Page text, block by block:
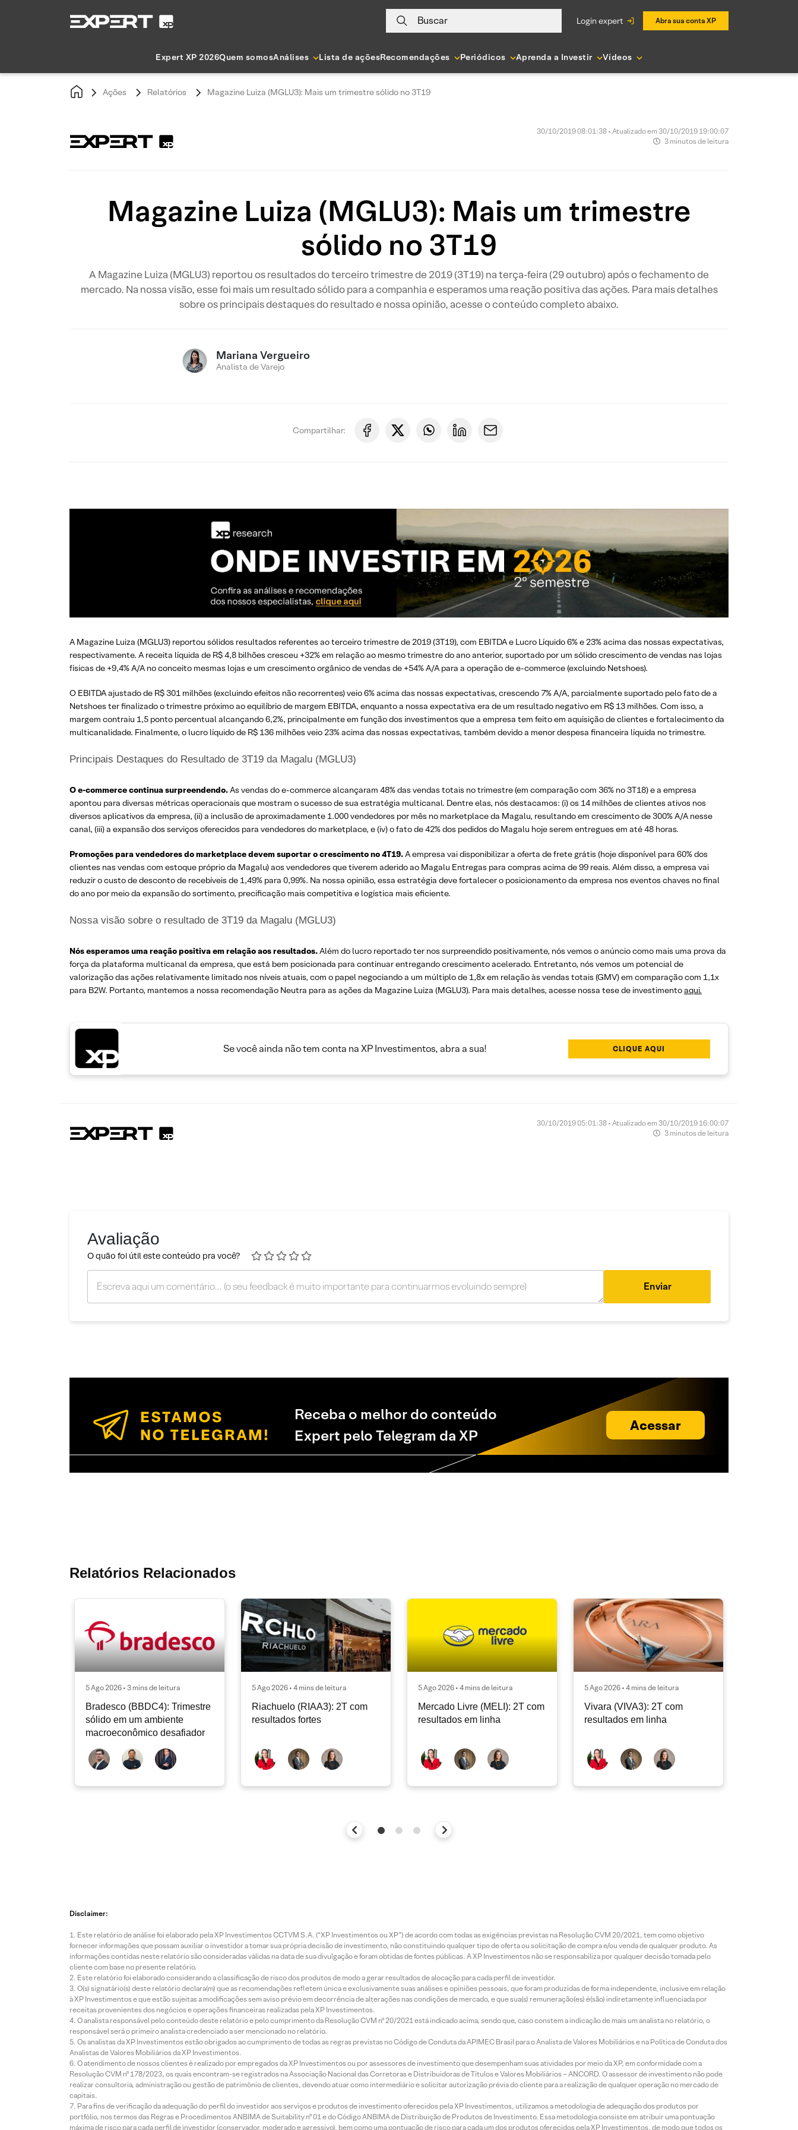
Buscar login expert Abra sua conta XP
Expert XP 2026Quem somosAnálises Lista de açõesRecomendações Periódicos Aprenda a Investir Vídeos
Ações Relatórios Magazine Luiza (MGLU3): Mais um trimestre sólido no 3T19
30/10/2019 08:01:38 • Atualizado em 30/10/2019 19:00:07
3 minutos de leitura
Magazine Luiza (MGLU3): Mais um trimestre
sólido no 3T19
A Magazine Luiza (MGLU3) reportou os resultados do terceiro trimestre de 2019 (3T19) na terça-feira (29 outubro) após o fechamento de
mercado. Na nossa visão, esse foi mais um resultado sólido para a companhia e esperamos uma reação positiva das ações. Para mais detalhes
sobre os principais destaques do resultado e nossa opinião, acesse o conteúdo completo abaixo.
Mariana Vergueiro
Analista de Varejo
Compartilhar:
A Magazine Luiza (MGLU3) reportou sólidos resultados referentes ao terceiro trimestre de 2019 (3T19), com EBITDA e Lucro Líquido 6% e 23% acima das nossas expectativas,
respectivamente. A receita líquida de R$ 4,8 bilhões cresceu +32% em relação ao mesmo trimestre do ano anterior, suportado por um sólido crescimento de vendas nas lojas
físicas de +9,4% A/A no conceito mesmas lojas e um crescimento orgânico de vendas de +54% A/A para a operação de e-commerce (excluindo Netshoes).
O EBITDA ajustado de R$ 301 milhões (excluindo efeitos não recorrentes) veio 6% acima das nossas expectativas, crescendo 7% A/A, parcialmente suportado pelo fato de a
Netshoes ter finalizado o trimestre próximo ao equilíbrio de margem EBITDA, enquanto a nossa expectativa era de um resultado negativo em R$ 13 milhões. Com isso, a
margem contraiu 1,5 ponto percentual alcançando 6,2%, principalmente em função dos investimentos que a empresa tem feito em aquisição de clientes e fortalecimento da
multicanalidade. Finalmente, o lucro líquido de R$ 136 milhões veio 23% acima das nossas expectativas, também devido a menor despesa financeira líquida no trimestre.
Principais Destaques do Resultado de 3T19 da Magalu (MGLU3)
O e-commerce continua surpreendendo.As vendas do e-commerce alcançaram 48% das vendas totais no trimestre (em comparação com 36% no 3T18) e a empresa
apontou para diversas métricas operacionais que mostram o sucesso de sua estratégia multicanal. Dentre elas, nós destacamos: (i) os 14 milhões de clientes ativos nos
diversos aplicativos da empresa, (ii) a inclusão de aproximadamente 1.000 vendedores por mês no marketplace da Magalu, resultando em crescimento de 300% A/A nesse
canal, (iii) a expansão dos serviços oferecidos para vendedores do marketplace, e (iv) o fato de 42% dos pedidos do Magalu hoje serem entregues em até 48 horas.
Promoções para vendedores do marketplace devem suportar o crescimento no 4T19.A empresa vai disponibilizar a oferta de frete grátis (hoje disponível para 60% dos
clientes nas vendas com estoque próprio da Magalu) aos vendedores que tiverem aderido ao Magalu Entregas para compras acima de 99 reais. Além disso, a empresa vai
reduzir o custo de desconto de recebíveis de 1,49% para 0,99%. Na nossa opinião, essa estratégia deve fortalecer o posicionamento da empresa nos eventos chaves no final
do ano por meio da expansão do sortimento, precificação mais competitiva e logística mais eficiente.
Nossa visão sobre o resultado de 3T19 da Magalu (MGLU3)
Nós esperamos uma reação positiva em relação aos resultados.Além do lucro reportado ter nos surpreendido positivamente, nós vemos o anúncio como mais uma prova da
força da plataforma multicanal da empresa, que está bem posicionada para continuar entregando crescimento acelerado. Entretanto, nós vemos um potencial de
valorização das ações relativamente limitado nos níveis atuais, com o papel negociando a um múltiplo de 1,8x em relação às vendas totais (GMV) em comparação com 1,1x
para B2W. Portanto, mantemos a nossa recomendação Neutra para as ações da Magazine Luiza (MGLU3). Para mais detalhes, acesse nossa tese de investimentoaqui.
Se você ainda não tem conta na XP Investimentos, abra a sua! CLIQUE AQUI
30/10/2019 05:01:38 • Atualizado em 30/10/2019 16:00:07
3 minutos de leitura
Avaliação
O quão foi útil este conteúdo pra você?
Enviar
Receba o melhor do conteúdo
Expert pelo Telegram da XP
Acessar
Relatórios Relacionados
5 Ago 2026 • 3 mins de leitura
Bradesco (BBDC4): Trimestre
sólido em um ambiente
macroeconômico desafiador
5 Ago 2026 • 4 mins de leitura
Riachuelo (RIAA3): 2T com
resultados fortes
5 Ago 2026 • 4 mins de leitura
Mercado Livre (MELI): 2T com
resultados em linha
5 Ago 2026 • 4 mins de leitura
Vivara (VIVA3): 2T com
resultados em linha
Disclaimer:
Este relatório de análise foi elaborado pela XP Investimentos CCTVM S.A. (“XP Investimentos ou XP”) de acordo com todas as exigências previstas na Resolução CVM 20/2021, tem como objetivo
fornecer informações que possam auxiliar o investidor a tomar sua própria decisão de investimento, não constituindo qualquer tipo de oferta ou solicitação de compra e/ou venda de qualquer produto. As
informações contidas neste relatório são consideradas válidas na data de sua divulgação e foram obtidas de fontes públicas. A XP Investimentos não se responsabiliza por qualquer decisão tomada pelo
cliente com base no presente relatório.
Este relatório foi elaborado considerando a classificação de risco dos produtos de modo a gerar resultados de alocação para cada perfil de investidor.
O(s) signatário(s) deste relatório declara(m) que as recomendações refletem única e exclusivamente suas análises e opiniões pessoais, que foram produzidas de forma independente, inclusive em relação
à XP Investimentos e que estão sujeitas a modificações sem aviso prévio em decorrência de alterações nas condições de mercado, e que sua(s) remuneração(es) é(são) indiretamente influenciada por
receitas provenientes dos negócios e operações financeiras realizadas pela XP Investimentos.
O analista responsável pelo conteúdo deste relatório e pelo cumprimento da Resolução CVM nº 20/2021 está indicado acima, sendo que, caso constem a indicação de mais um analista no relatório, o
responsável será o primeiro analista credenciado a ser mencionado no relatório.
Os analistas da XP Investimentos estão obrigados ao cumprimento de todas as regras previstas no Código de Conduta da APIMEC Brasil para o Analista de Valores Mobiliários e na Política de Conduta dos
Analistas de Valores Mobiliários da XP Investimentos.
O atendimento de nossos clientes é realizado por empregados da XP Investimentos ou por assessores de investimento que desempenham suas atividades por meio da XP, em conformidade com a
Resolução CVM nº 178/2023, os quais encontram-se registrados na Associação Nacional das Corretoras e Distribuidoras de Títulos e Valores Mobiliários – ANCORD. O assessor de investimento não pode
realizar consultoria, administração ou gestão de patrimônio de clientes, devendo atuar como intermediário e solicitar autorização prévia do cliente para a realização de qualquer operação no mercado de
capitais.
Para fins de verificação da adequação do perfil do investidor aos serviços e produtos de investimento oferecidos pela XP Investimentos, utilizamos a metodologia de adequação dos produtos por
portfólio, nos termos das Regras e Procedimentos ANBIMA de Suitability nº 01 e do Código ANBIMA de Distribuição de Produtos de Investimento. Essa metodologia consiste em atribuir uma pontuação
máxima de risco para cada perfil de investidor (conservador, moderado e agressivo), bem como uma pontuação de risco para cada um dos produtos oferecidos pela XP Investimentos, de modo que todos os